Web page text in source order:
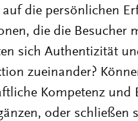
auf die persönlichen
die die Besucher
sich Authentizität
zueinander?
Kompetenz und
oder schließen